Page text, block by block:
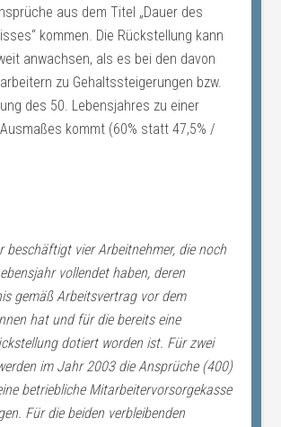
aus dem Titel „Dauer des
kommen. Die Rückstellung kann
anwachsen, als es bei den davon
zu Gehaltssteigerungen bzw.
des 50. Lebensjahres zu einer
kommt (60% statt 47,5% /
beschäftigt vier Arbeitnehmer, die noch
vollendet haben, deren
gemäß Arbeitsvertrag vor dem
hat und für die bereits eine
dotiert worden ist. Für zwei
im Jahr 2003 die Ansprüche (400)
betriebliche Mitarbeitervorsorgekasse
Für die beiden verbleibenden